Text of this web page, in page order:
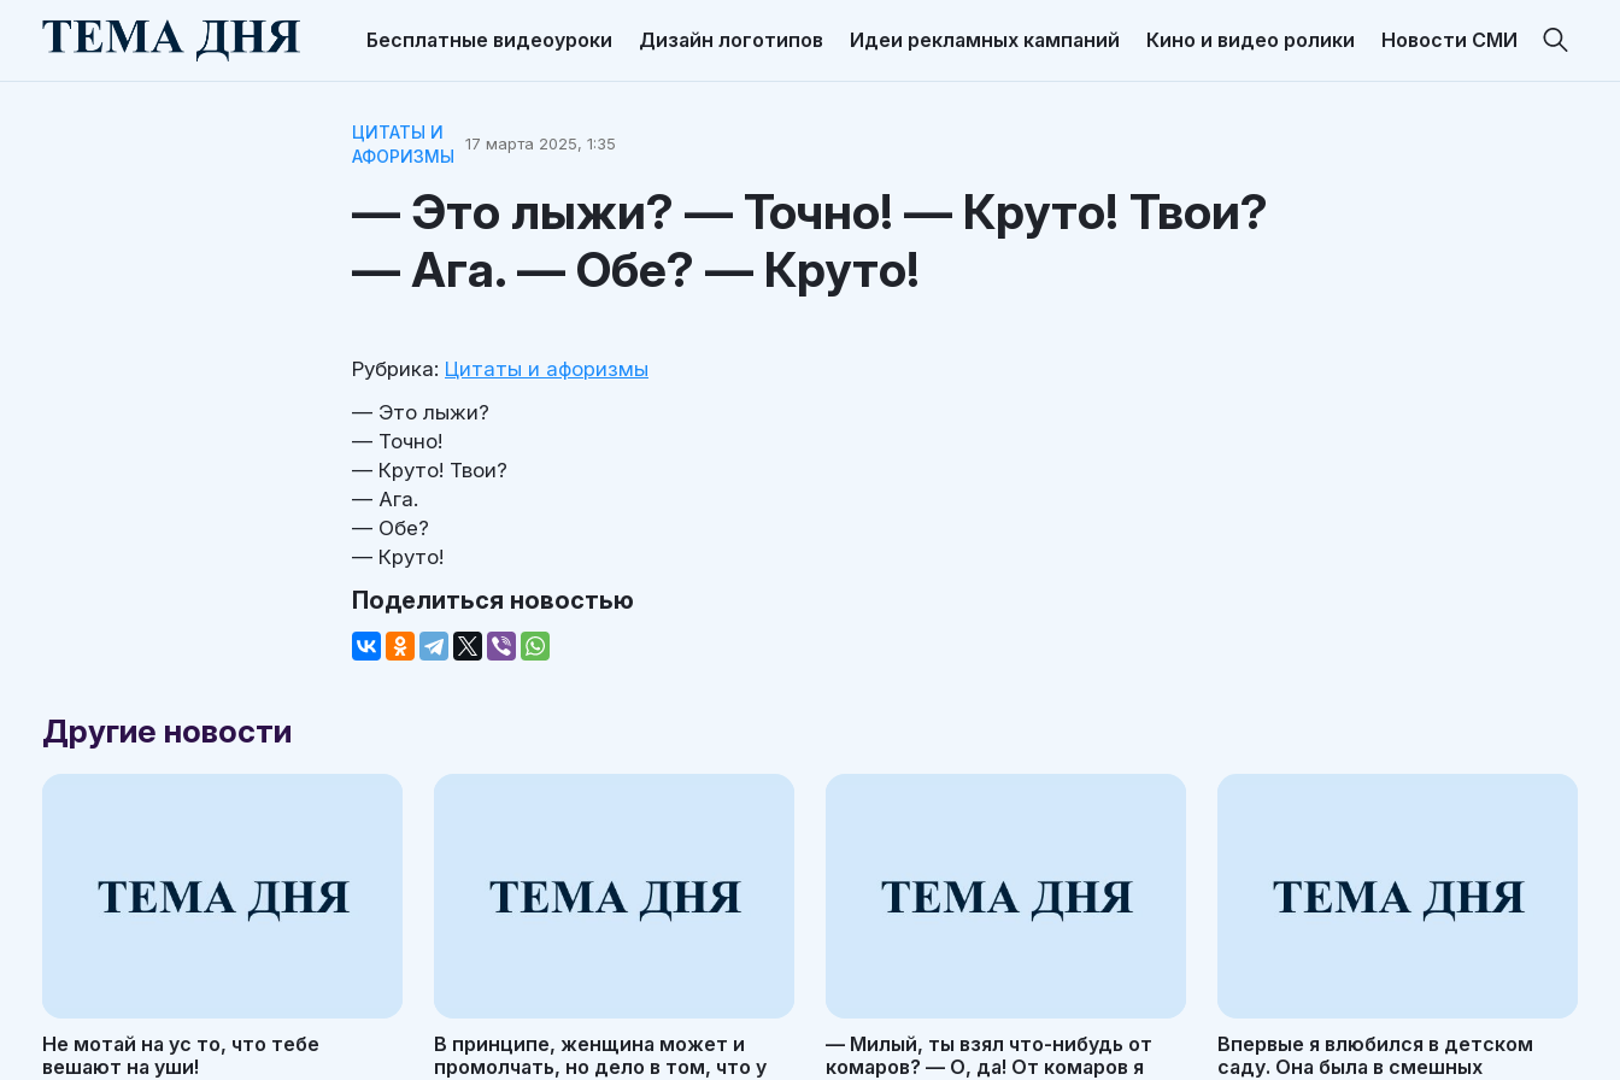
Бесплатные видеоуроки Дизайн логотипов Идеи рекламных кампаний Кино и видео ролики Новости СМИ
ЦИТАТЫ И
АФОРИЗМЫ
17 марта 2025, 1:35
— Это лыжи? — Точно! — Круто! Твои?
— Ага. — Обе? — Круто!
Рубрика: Цитаты и афоризмы
— Это лыжи?
— Точно!
— Круто! Твои?
— Ага.
— Обе?
— Круто!
Поделиться новостью
Другие новости
Не мотай на ус то, что тебе
вешают на уши!
В принципе, женщина может и
промолчать, но дело в том, что у
— Милый, ты взял что-нибудь от
комаров? — О, да! От комаров я
Впервые я влюбился в детском
саду. Она была в смешных